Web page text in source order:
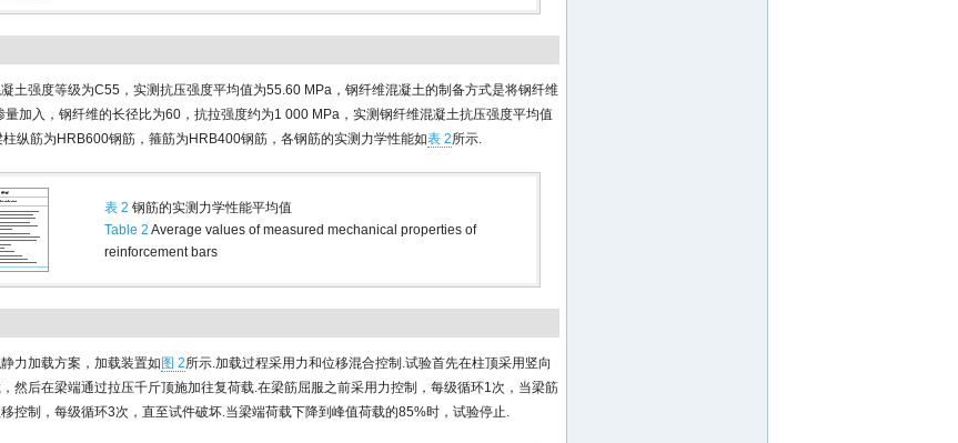
土强度等级为C55，实测抗压强度平均值为55.60 MPa，钢纤维混凝土的制备方式是将钢纤维
加入，钢纤维的长径比为60，抗拉强度约为1 000 MPa，实测钢纤维混凝土抗压强度平均值
纵筋为HRB600钢筋，箍筋为HRB400钢筋，各钢筋的实测力学性能如表 2所示.
表 2 钢筋的实测力学性能平均值
Table 2 Average values of measured mechanical properties of
reinforcement bars
力加载方案，加载装置如 图 2所示.加载过程采用力和位移混合控制.试验首先在柱顶采用竖向
然后在梁端通过拉压千斤顶施加往复荷载.在梁筋屈服之前采用力控制，每级循环1次，当梁筋
控制，每级循环3次，直至试件破坏.当梁端荷载下降到峰值荷载的85%时，试验停止.